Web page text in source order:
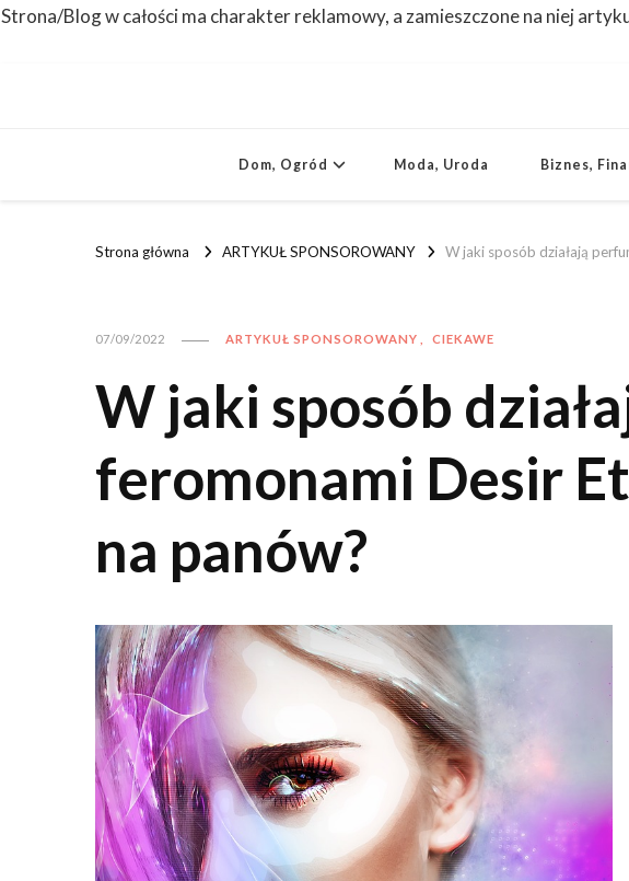
Strona/Blog w całości ma charakter reklamowy, a zamieszczone na niej
Dom, Ogród Moda, Uroda Biznes,
Strona główna ARTYKUŁ SPONSOROWANY W jaki sposób działają
07/09/2022 ARTYKUŁ SPONSOROWANY CIEKAWE
W jaki sposób
feromonami Desir
na panów?